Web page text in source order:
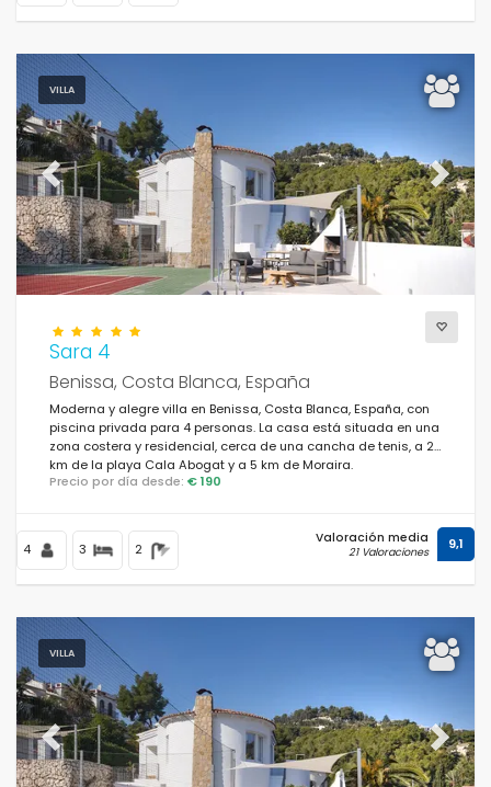
Confort
Servicios
Vistas
Categorías adicionales
VILLA
Previous Next
Sara 4
Benissa, Costa Blanca, España
Moderna y alegre villa en Benissa, Costa Blanca, España, con
piscina privada para 4 personas. La casa está situada en una
zona costera y residencial, cerca de una cancha de tenis, a 2
km de la playa Cala Abogat y a 5 km de Moraira.
Precio por día desde: € 190
4 3 2
Valoración media
21 Valoraciones 9,1
VILLA
Previous Next